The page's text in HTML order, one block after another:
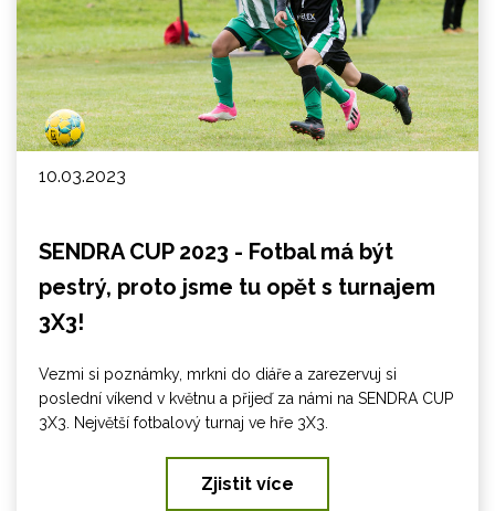
10.03.2023
SENDRA CUP 2023 - Fotbal má být
pestrý, proto jsme tu opět s turnajem
3X3!
Vezmi si poznámky, mrkni do diáře a zarezervuj si
poslední víkend v květnu a přijeď za námi na SENDRA CUP
3X3. Největší fotbalový turnaj ve hře 3X3.
Zjistit více